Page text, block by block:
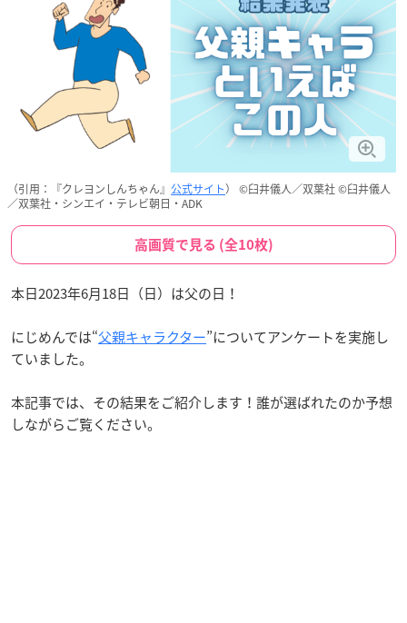
（引用：『クレヨンしんちゃん』 公式サイト） ©臼井儀人／双葉社 ©臼井儀人
／双葉社・シンエイ・テレビ朝日・ADK
高画質で見る (全10枚)
本日2023年6月18日（日）は父の日！
にじめんでは“父親キャラクター”についてアンケートを実施し
ていました。
本記事では、その結果をご紹介します！誰が選ばれたのか予想
しながらご覧ください。